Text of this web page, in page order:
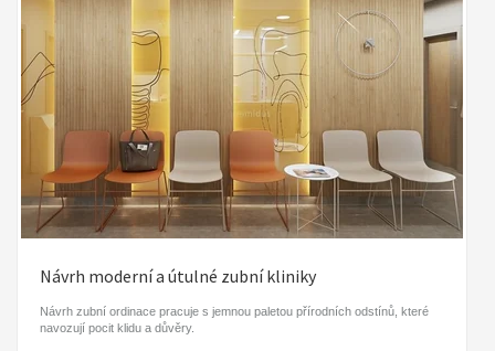
Návrh moderní a útulné zubní kliniky
Návrh zubní ordinace pracuje s jemnou paletou přírodních odstínů, které
navozují pocit klidu a důvěry.